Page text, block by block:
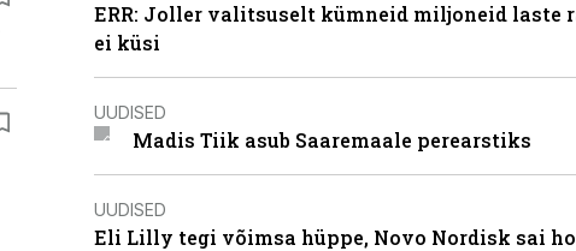
ERR: Joller valitsuselt kümneid miljoneid laste
ei küsi
UUDISED
Madis Tiik asub Saaremaale perearstiks
UUDISED
Eli Lilly tegi võimsa hüppe, Novo Nordisk sai